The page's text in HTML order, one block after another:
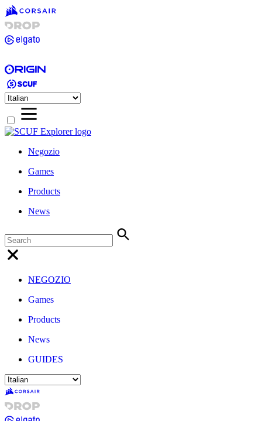
Negozio
Games
Products
News
NEGOZIO
Games
Products
News
GUIDES